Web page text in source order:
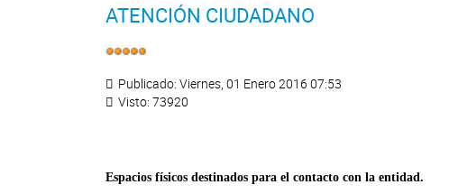
ATENCIÓN CIUDADANO
Publicado: Viernes, 01 Enero 2016 07:53
Visto: 73920
Espacios físicos destinados para el contacto con la entidad.